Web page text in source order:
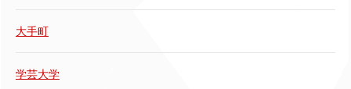
大手町
学芸大学